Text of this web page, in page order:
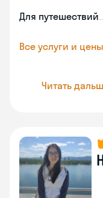
Для путешествий
Все услуги и
Читать